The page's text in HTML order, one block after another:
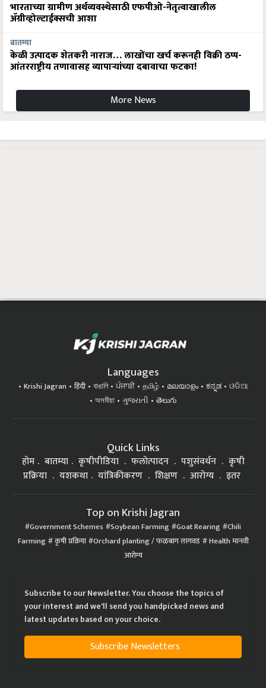
भारताच्या ग्रामीण अर्थव्यवस्थेसाठी एफपीओ-नेतृत्वाखालील
अ‍ॅग्रीव्होल्टाईक्सची आशा
बातम्या
केळी उत्पादक शेतकरी नाराज… लाखोंचा खर्च करूनही विक्री ठप्प-
आंतरराष्ट्रीय तणावासह व्यापाऱ्यांच्या दबावाचा फटका!
More News
Languages
Krishi Jagran हिंदी বাঙালি ਪੰਜਾਬੀ தமிழ் മലയാളം ಕನ್ನಡ
ଓଡିଆ
অসমীয়া
ગુજરાતી తెలుగు
Quick Links
होम बातम्या कृषीपीडिया फलोत्पादन पशुसंवर्धन
कृषी
प्रक्रिया
यशकथा यांत्रिकीकरण शिक्षण आरोग्य इतर
Top on Krishi Jagran
Government Schemes Soybean Farming Goat Rearing Chili
Farming कृषी प्रक्रिया Orchard planting / फळबाग लागवड Health मानवी
आरोग्य
Subscribe to our Newsletter. You choose the topics of
your interest and we'll send you handpicked news and
latest updates based on your choice.
Subscribe Newsletters